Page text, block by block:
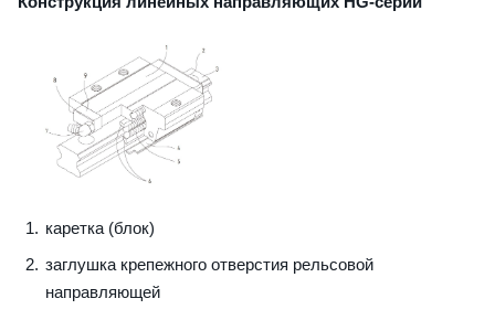
каретка (блок)
заглушка крепежного отверстия рельсовой
направляющей